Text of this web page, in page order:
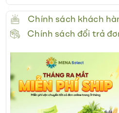
Chính sách khách
Chính sách đổi trả